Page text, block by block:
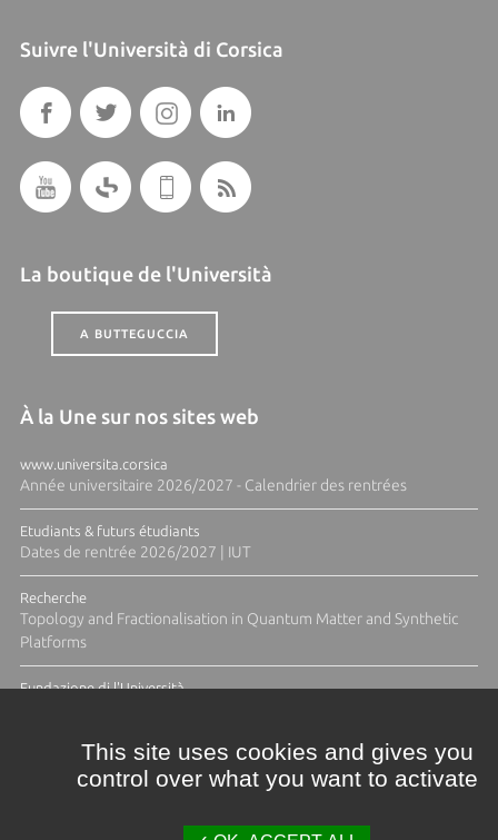
Suivre l'Università di Corsica
La boutique de l'Università
A BUTTEGUCCIA
À la Une sur nos sites web
www.universita.corsica
Année universitaire 2026/2027 - Calendrier des rentrées
Etudiants & futurs étudiants
Dates de rentrée 2026/2027 | IUT
Recherche
Topology and Fractionalisation in Quantum Matter and Synthetic
Platforms
Fundazione di l'Università
This site uses cookies and gives you
control over what you want to activate